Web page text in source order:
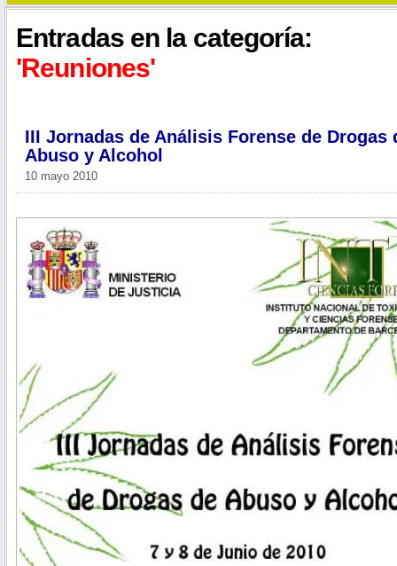
Entradas en la categoría:
'Reuniones'
III Jornadas de Análisis Forense de Drogas
Abuso y Alcohol
10 mayo 2010